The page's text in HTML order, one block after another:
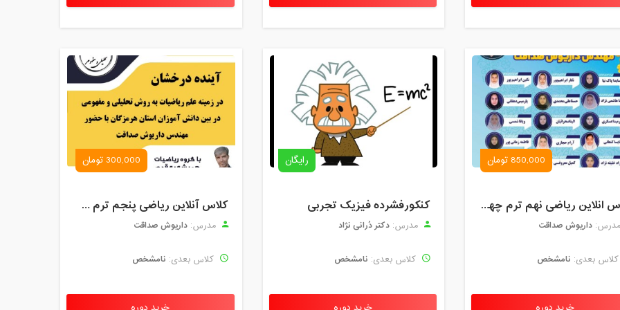
یکشنبه، 11 آبان 1404 / ساعت: 18:30 - 20:00 مدت کلاس : 01:30 ساعت
دوشنبه، 12 آبان 1404 / ساعت: 18:30 - 20:00 مدت کلاس : 01:30 ساعت
سه شنبه، 13 آبان 1404 / ساعت: 19:00 - 20:30 مدت کلاس : 01:30 ساعت
چهارشنبه، 14 آبان 1404 / ساعت: 18:30 - 20:00 مدت کلاس : 01:30 ساعت
پنج شنبه، 15 آبان 1404 / ساعت: 16:00 - 17:30 مدت کلاس : 01:30 ساعت
دوشنبه، 19 آبان 1404 / ساعت: 20:00 - 21:30 مدت کلاس : 01:30 ساعت
چهارشنبه، 21 آبان 1404 / ساعت: 14:30 - 16:00 مدت کلاس : 01:30 ساعت
850,000 تومان
کلاس انلاین ریاضی نهم ترم چهارم مهر 1404
مدرس: داریوش صداقت
کلاس بعدی: نامشخص
رایگان
کنکورفشرده فیزیک تجربی
مدرس: دکتر دُرانی نژاد
کلاس بعدی: نامشخص
300,000 تومان
کلاس آنلاین ریاضی پنجم ترم چهارم شهریور 1403
مدرس: داریوش صداقت
کلاس بعدی: نامشخص